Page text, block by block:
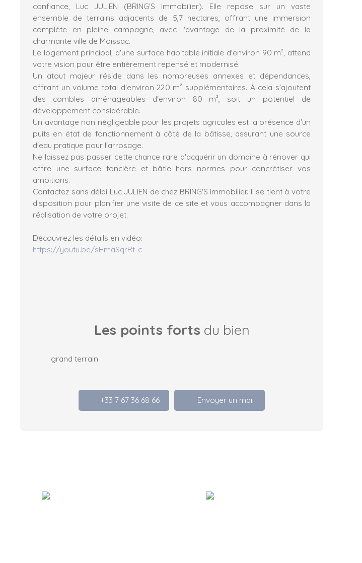
confiance, Luc JULIEN (BRING'S Immobilier). Elle repose sur un vaste
ensemble de terrains adjacents de 5,7 hectares, offrant une immersion
complète en pleine campagne, avec l'avantage de la proximité de la
charmante ville de Moissac.
Le logement principal, d'une surface habitable initiale d'environ 90 m², attend
votre vision pour être entièrement repensé et modernisé.
Un atout majeur réside dans les nombreuses annexes et dépendances,
offrant un volume total d'environ 220 m² supplémentaires. À cela s'ajoutent
des combles aménageables d'environ 80 m², soit un potentiel de
développement considérable.
Un avantage non négligeable pour les projets agricoles est la présence d'un
puits en état de fonctionnement à côté de la bâtisse, assurant une source
d'eau pratique pour l'arrosage.
Ne laissez pas passer cette chance rare d'acquérir un domaine à rénover qui
offre une surface foncière et bâtie hors normes pour concrétiser vos
ambitions.
Contactez sans délai Luc JULIEN de chez BRING'S Immobilier. Il se tient à votre
disposition pour planifier une visite de ce site et vous accompagner dans la
réalisation de votre projet.
Découvrez les détails en vidéo:
https://youtu.be/sHmaSqrRt-c
Les points forts du bien
grand terrain
+33 7 67 36 68 66 Envoyer un mail